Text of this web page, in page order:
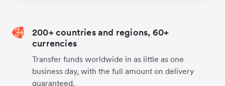
200+ countries and regions, 60+
currencies
Transfer funds worldwide in as little as one
business day, with the full amount on delivery
guaranteed.